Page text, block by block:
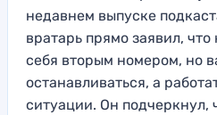
недавнем выпуске
вратарь прямо заявил,
себя вторым номером, но
останавливаться, а
ситуации. Он подчеркнул,